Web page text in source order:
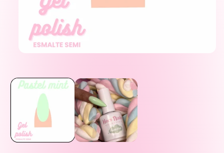
1
en
ventana